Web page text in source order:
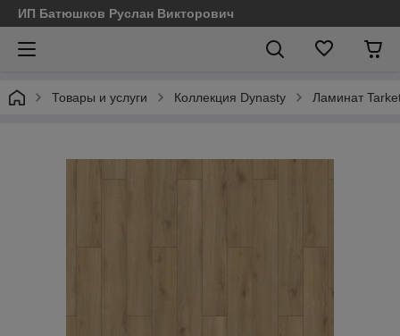
ИП Батюшков Руслан Викторович
Товары и услуги Коллекция Dynasty Ламинат